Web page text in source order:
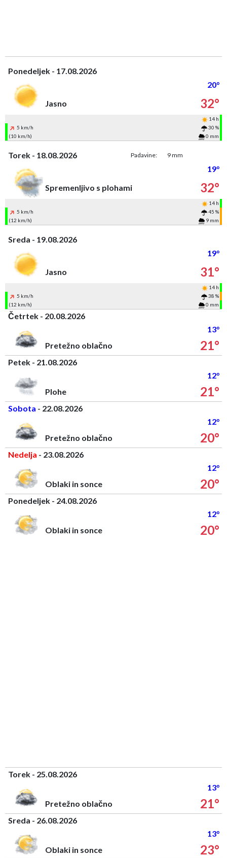
Ponedeljek - 17.08.2026
20°
Jasno
32°
14 h
5 km/h
30 %
(10 km/h)
0 mm
Torek - 18.08.2026 Padavine: 9 mm
19°
Spremenljivo s plohami
32°
14 h
5 km/h
45 %
(12 km/h)
9 mm
Sreda - 19.08.2026
19°
Jasno
31°
14 h
5 km/h
38 %
(12 km/h)
0 mm
Četrtek - 20.08.2026
13°
Pretežno oblačno
21°
Petek - 21.08.2026
12°
Plohe
21°
Sobota - 22.08.2026
12°
Pretežno oblačno
20°
Nedelja - 23.08.2026
12°
Oblaki in sonce
20°
Ponedeljek - 24.08.2026
12°
Oblaki in sonce
20°
Torek - 25.08.2026
13°
Pretežno oblačno
21°
Sreda - 26.08.2026
13°
Oblaki in sonce
23°